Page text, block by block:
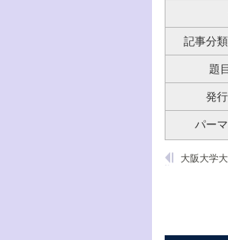
記事分
題
発
パー